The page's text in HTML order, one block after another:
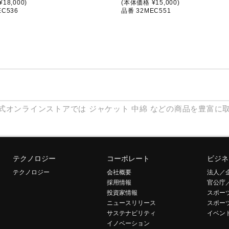
(本体価格 ¥15,000)
品番 32MEC551
オンラインストアでは ジャケット 中綿 などの商品を豊富に
テクノロジー
テクノロジー
コーポレート
会社概要
採用情報
投資家情報
ニュースリリース
サステナビリティ
イノベーション
ビジ
法人／
官公庁
スポー
スポー
イベン